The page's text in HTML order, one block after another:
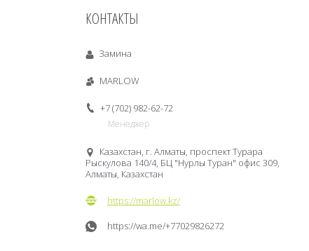
КОНТАКТЫ
Замина
MARLOW
+7 (702) 982-62-72
Менеджер
Казахстан, г. Алматы, проспект Турара
Рыскулова 140/4, БЦ "Нурлы Туран" офис 309,
Алматы, Казахстан
https://marlow.kz/
https://wa.me/+77029826272